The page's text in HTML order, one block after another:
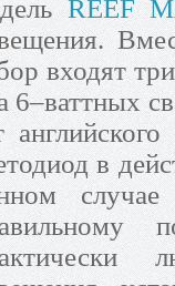
REEF
входят
6–ваттных
в